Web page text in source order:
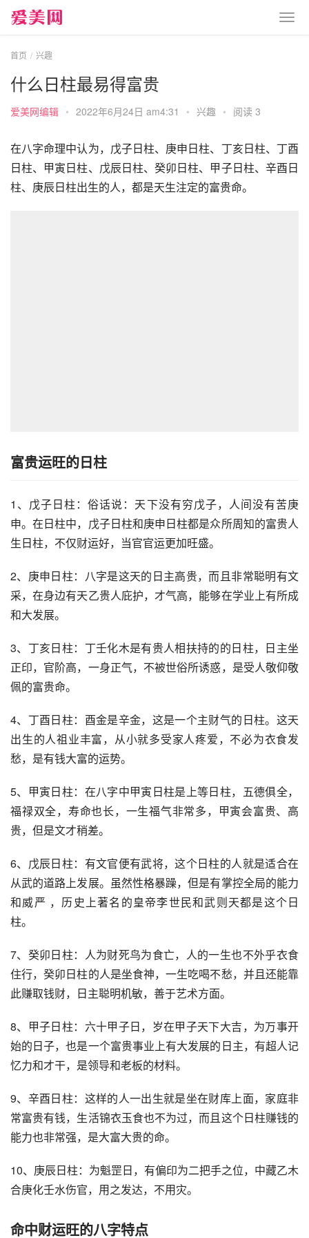
首页 兴趣
什么日柱最易得富贵
爱美网编辑 • 2022年6月24日 am4:31 • 兴趣 • 阅读 3
在八字命理中认为，戊子日柱、庚申日柱、丁亥日柱、丁酉
日柱、甲寅日柱、戊辰日柱、癸卯日柱、甲子日柱、辛酉日
柱、庚辰日柱出生的人，都是天生注定的富贵命。
富贵运旺的日柱
1、戊子日柱：俗话说：天下没有穷戊子，人间没有苦庚
申。在日柱中，戊子日柱和庚申日柱都是众所周知的富贵人
生日柱，不仅财运好，当官官运更加旺盛。
2、庚申日柱：八字是这天的日主高贵，而且非常聪明有文
采，在身边有天乙贵人庇护，才气高，能够在学业上有所成
和大发展。
3、丁亥日柱：丁壬化木是有贵人相扶持的的日柱，日主坐
正印，官阶高，一身正气，不被世俗所诱惑，是受人敬仰敬
佩的富贵命。
4、丁酉日柱：酉金是辛金，这是一个主财气的日柱。这天
出生的人祖业丰富，从小就多受家人疼爱，不必为衣食发
愁，是有钱大富的运势。
5、甲寅日柱：在八字中甲寅日柱是上等日柱，五德俱全，
福禄双全，寿命也长，一生福气非常多，甲寅会富贵、高
贵，但是文才稍差。
6、戊辰日柱：有文官便有武将，这个日柱的人就是适合在
从武的道路上发展。虽然性格暴躁，但是有掌控全局的能力
和威严 ，历史上著名的皇帝李世民和武则天都是这个日
柱。
7、癸卯日柱：人为财死鸟为食亡，人的一生也不外乎衣食
住行，癸卯日柱的人是坐食神，一生吃喝不愁，并且还能靠
此赚取钱财，日主聪明机敏，善于艺术方面。
8、甲子日柱：六十甲子日，岁在甲子天下大吉，为万事开
始的日子，也是一个富贵事业上有大发展的日主，有超人记
忆力和才干，是领导和老板的材料。
9、辛酉日柱：这样的人一出生就是坐在财库上面，家庭非
常富贵有钱，生活锦衣玉食也不为过，而且这个日柱赚钱的
能力也非常强，是大富大贵的命。
10、庚辰日柱：为魁罡日，有偏印为二把手之位，中藏乙木
合庚化壬水伤官，用之发达，不用灾。
命中财运旺的八字特点